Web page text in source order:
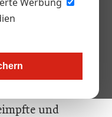
Sie jetzt
ich Sie auf
wenn
Clubs von
und